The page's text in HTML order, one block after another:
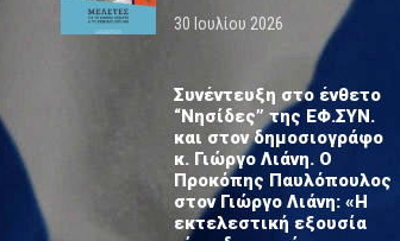
30 Ιουλίου 2026
Συνέντευξη στο ένθετο
“Νησίδες” της ΕΦ.ΣΥΝ.
και στον δημοσιογράφο
κ. Γιώργο Λιάνη. Ο
Προκόπης Παυλόπουλος
στον Γιώργο Λιάνη: «Η
εκτελεστική εξουσία